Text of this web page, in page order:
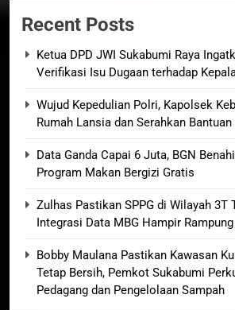
Recent Posts
Ketua DPD JWI Sukabumi Raya
Verifikasi Isu Dugaan terhadap
Wujud Kepedulian Polri, Kapolsek
Rumah Lansia dan Serahkan
Data Ganda Capai 6 Juta, BGN
Program Makan Bergizi Gratis
Zulhas Pastikan SPPG di Wilayah 3T
Integrasi Data MBG Hampir Rampung
Bobby Maulana Pastikan Kawasan
Tetap Bersih, Pemkot Sukabumi
Pedagang dan Pengelolaan Sampah